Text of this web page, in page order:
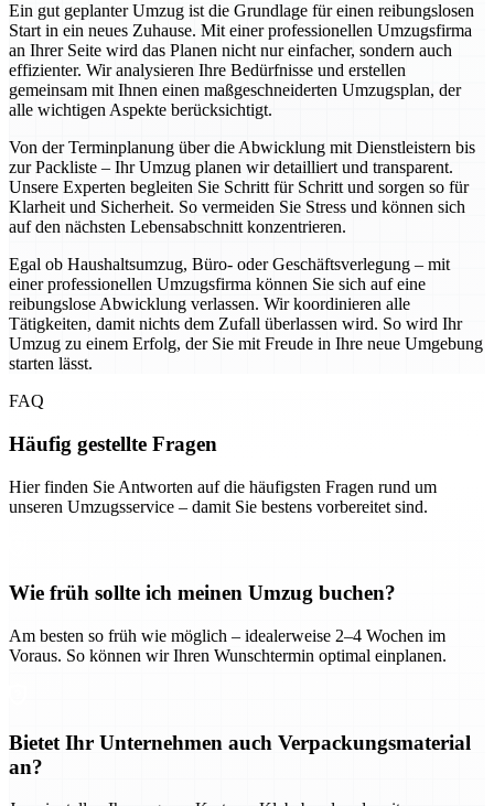
Ein gut geplanter Umzug ist die Grundlage für einen reibungslosen
Start in ein neues Zuhause. Mit einer professionellen Umzugsfirma
an Ihrer Seite wird das Planen nicht nur einfacher, sondern auch
effizienter. Wir analysieren Ihre Bedürfnisse und erstellen
gemeinsam mit Ihnen einen maßgeschneiderten Umzugsplan, der
alle wichtigen Aspekte berücksichtigt.
Von der Terminplanung über die Abwicklung mit Dienstleistern bis
zur Packliste – Ihr Umzug planen wir detailliert und transparent.
Unsere Experten begleiten Sie Schritt für Schritt und sorgen so für
Klarheit und Sicherheit. So vermeiden Sie Stress und können sich
auf den nächsten Lebensabschnitt konzentrieren.
Egal ob Haushaltsumzug, Büro- oder Geschäftsverlegung – mit
einer professionellen Umzugsfirma können Sie sich auf eine
reibungslose Abwicklung verlassen. Wir koordinieren alle
Tätigkeiten, damit nichts dem Zufall überlassen wird. So wird Ihr
Umzug zu einem Erfolg, der Sie mit Freude in Ihre neue Umgebung
starten lässt.
FAQ
Häufig gestellte Fragen
Hier finden Sie Antworten auf die häufigsten Fragen rund um
unseren Umzugsservice – damit Sie bestens vorbereitet sind.
Wie früh sollte ich meinen Umzug buchen?
Am besten so früh wie möglich – idealerweise 2–4 Wochen im
Voraus. So können wir Ihren Wunschtermin optimal einplanen.
Bietet Ihr Unternehmen auch Verpackungsmaterial
an?